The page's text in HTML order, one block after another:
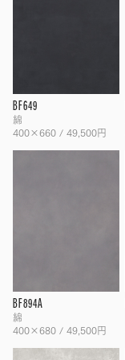
BF649
綿
400×660 / 49,500円
BF894A
綿
400×680 / 49,500円